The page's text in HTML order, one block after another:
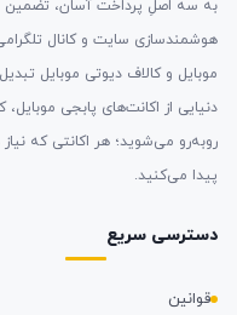
به سه اصلِ پرداخت آسان، تضمین
هوشمندسازی سایت و کانال
موبایل و کالاف دیوتی موبایل
دنیایی از اکانت‌های پابجی موبایل،
روبه‌رو می‌شوید؛ هر اکانتی که
پیدا می‌کنید.
دسترسی سریع
قوانین